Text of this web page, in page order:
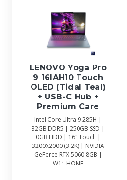
LENOVO Yoga Pro
9 16IAH10 Touch
OLED (Tidal Teal)
+ USB-C Hub +
Premium Care
Intel Core Ultra 9 285H |
32GB DDR5 | 250GB SSD |
0GB HDD | 16" Touch |
3200X2000 (3.2K) | NVIDIA
GeForce RTX 5060 8GB |
W11 HOME